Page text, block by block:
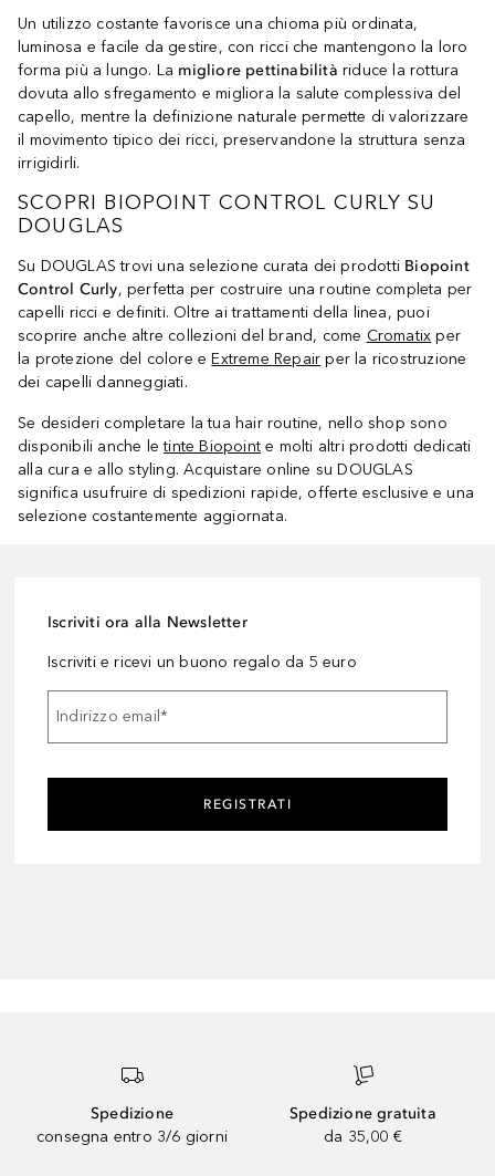
Un utilizzo costante favorisce una chioma più ordinata,
luminosa e facile da gestire, con ricci che mantengono la loro
forma più a lungo. La migliore pettinabilità riduce la rottura
dovuta allo sfregamento e migliora la salute complessiva del
capello, mentre la definizione naturale permette di valorizzare
il movimento tipico dei ricci, preservandone la struttura senza
irrigidirli.
SCOPRI BIOPOINT CONTROL CURLY SU
DOUGLAS
Su DOUGLAS trovi una selezione curata dei prodotti Biopoint
Control Curly, perfetta per costruire una routine completa per
capelli ricci e definiti. Oltre ai trattamenti della linea, puoi
scoprire anche altre collezioni del brand, come Cromatix per
la protezione del colore eExtreme Repair per la ricostruzione
dei capelli danneggiati.
Se desideri completare la tua hair routine, nello shop sono
disponibili anche letinte Biopoint e molti altri prodotti dedicati
alla cura e allo styling. Acquistare online su DOUGLAS
significa usufruire di spedizioni rapide, offerte esclusive e una
selezione costantemente aggiornata.
Iscriviti ora alla Newsletter
Iscriviti e ricevi un buono regalo da 5 euro
Indirizzo email *
REGISTRATI
Spedizione
consegna entro 3/6 giorni
Spedizione gratuita
da 35,00 €